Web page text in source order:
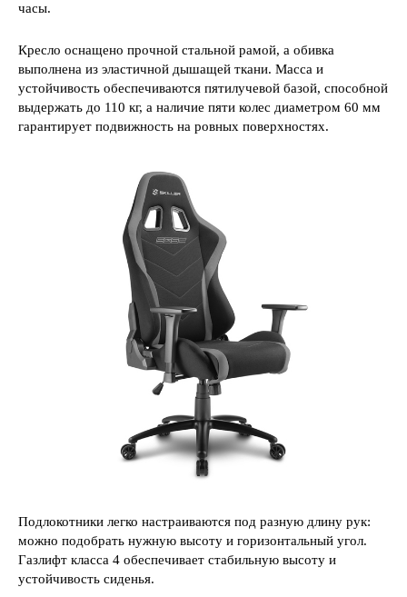
часы.
Кресло оснащено прочной стальной рамой, а обивка
выполнена из эластичной дышащей ткани. Масса и
устойчивость обеспечиваются пятилучевой базой, способной
выдержать до 110 кг, а наличие пяти колес диаметром 60 мм
гарантирует подвижность на ровных поверхностях.
Подлокотники легко настраиваются под разную длину рук:
можно подобрать нужную высоту и горизонтальный угол.
Газлифт класса 4 обеспечивает стабильную высоту и
устойчивость сиденья.